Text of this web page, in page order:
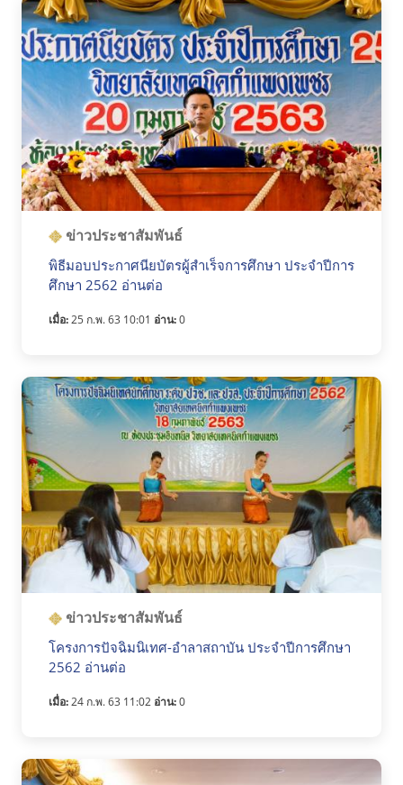
ข่าวประชาสัมพันธ์
พิธีมอบประกาศนียบัตรผู้สำเร็จการศึกษา ประจำปีการ
ศึกษา 2562 อ่านต่อ
เมื่อ:25 ก.พ. 63 10:01 อ่าน:0
ข่าวประชาสัมพันธ์
โครงการปัจฉิมนิเทศ-อำลาสถาบัน ประจำปีการศึกษา
2562 อ่านต่อ
เมื่อ:24 ก.พ. 63 11:02 อ่าน:0